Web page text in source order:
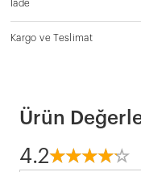
İade
Kargo ve Teslimat
Ürün
4.2☆☆☆☆☆
★★★★★